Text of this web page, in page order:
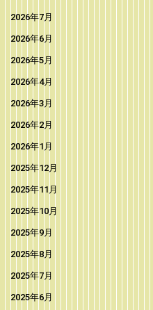
2026年7月
2026年6月
2026年5月
2026年4月
2026年3月
2026年2月
2026年1月
2025年12月
2025年11月
2025年10月
2025年9月
2025年8月
2025年7月
2025年6月